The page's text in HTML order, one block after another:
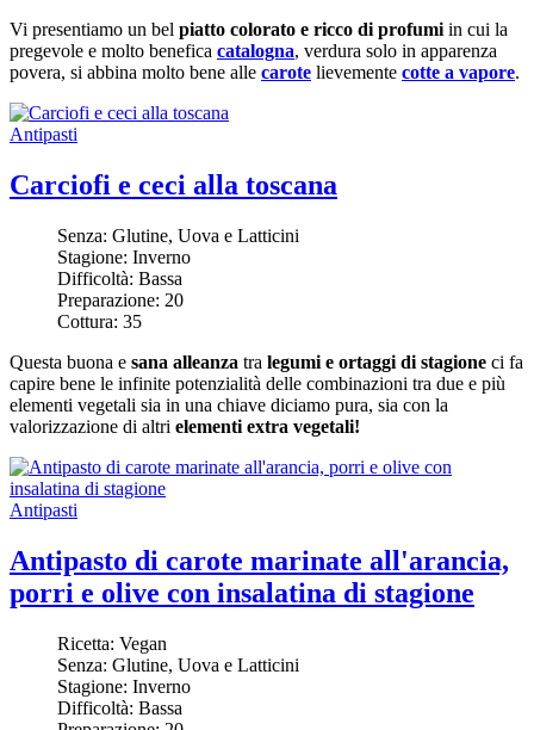
Vi presentiamo un bel piatto colorato e ricco di profumi in cui la
pregevole e molto benefica catalogna, verdura solo in apparenza
povera, si abbina molto bene alle carote lievemente cotte a vapore.
Antipasti
Carciofi e ceci alla toscana
Senza: Glutine, Uova e Latticini
Stagione: Inverno
Difficoltà: Bassa
Preparazione: 20
Cottura: 35
Questa buona e sana alleanza tra legumi e ortaggi di stagione ci fa
capire bene le infinite potenzialità delle combinazioni tra due e più
elementi vegetali sia in una chiave diciamo pura, sia con la
valorizzazione di altri elementi extra vegetali!
Antipasti
Antipasto di carote marinate all'arancia,
porri e olive con insalatina di stagione
Ricetta: Vegan
Senza: Glutine, Uova e Latticini
Stagione: Inverno
Difficoltà: Bassa